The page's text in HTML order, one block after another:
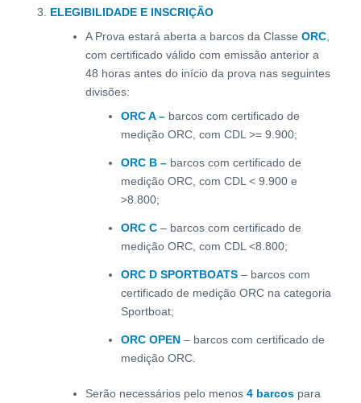
ELEGIBILIDADE E INSCRIÇÃO
A Prova estará aberta a barcos da Classe ORC,
com certificado válido com emissão anterior a
48 horas antes do início da prova nas seguintes
divisões:
ORC A – barcos com certificado de
medição ORC, com CDL >= 9.900;
ORC B –barcos com certificado de
medição ORC, com CDL < 9.900 e
>8.800;
ORC C– barcos com certificado de
medição ORC, com CDL <8.800;
ORC D SPORTBOATS– barcos com
certificado de medição ORC na categoria
Sportboat;
ORC OPEN– barcos com certificado de
medição ORC.
Serão necessários pelo menos 4 barcospara